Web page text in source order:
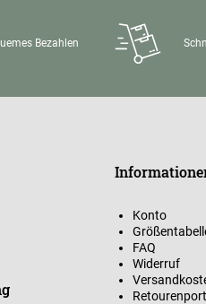
Bezahlen
Konto
FAQ
Widerruf